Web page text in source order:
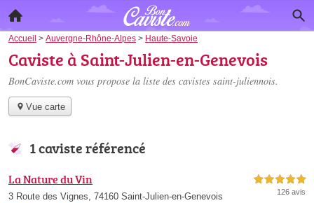
Accueil > Auvergne-Rhône-Alpes > Haute-Savoie
Caviste à Saint-Julien-en-Genevois
BonCaviste.com vous propose la liste des cavistes saint-juliennois.
Vue carte
1 caviste référencé
La Nature du Vin
3 Route des Vignes, 74160 Saint-Julien-en-Genevois
5,0 étoiles sur 5
126 avis